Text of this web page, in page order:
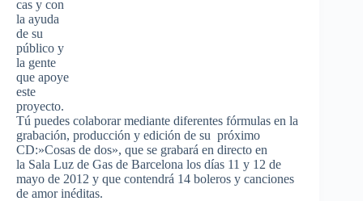
cas y con
la ayuda
de su
público y
la gente
que apoye
este
proyecto.
Tú puedes colaborar mediante diferentes fórmulas en la
grabación, producción y edición de su próximo
CD:»Cosas de dos», que se grabará en directo en
la Sala Luz de Gas de Barcelona los días 11 y 12 de
mayo de 2012 y que contendrá 14 boleros y canciones
de amor inéditas.